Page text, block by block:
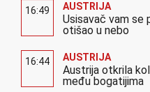
16:49 AUSTRIJA
Usisavač vam se
otišao u nebo
16:44 AUSTRIJA
Austrija otkrila
među bogatijima